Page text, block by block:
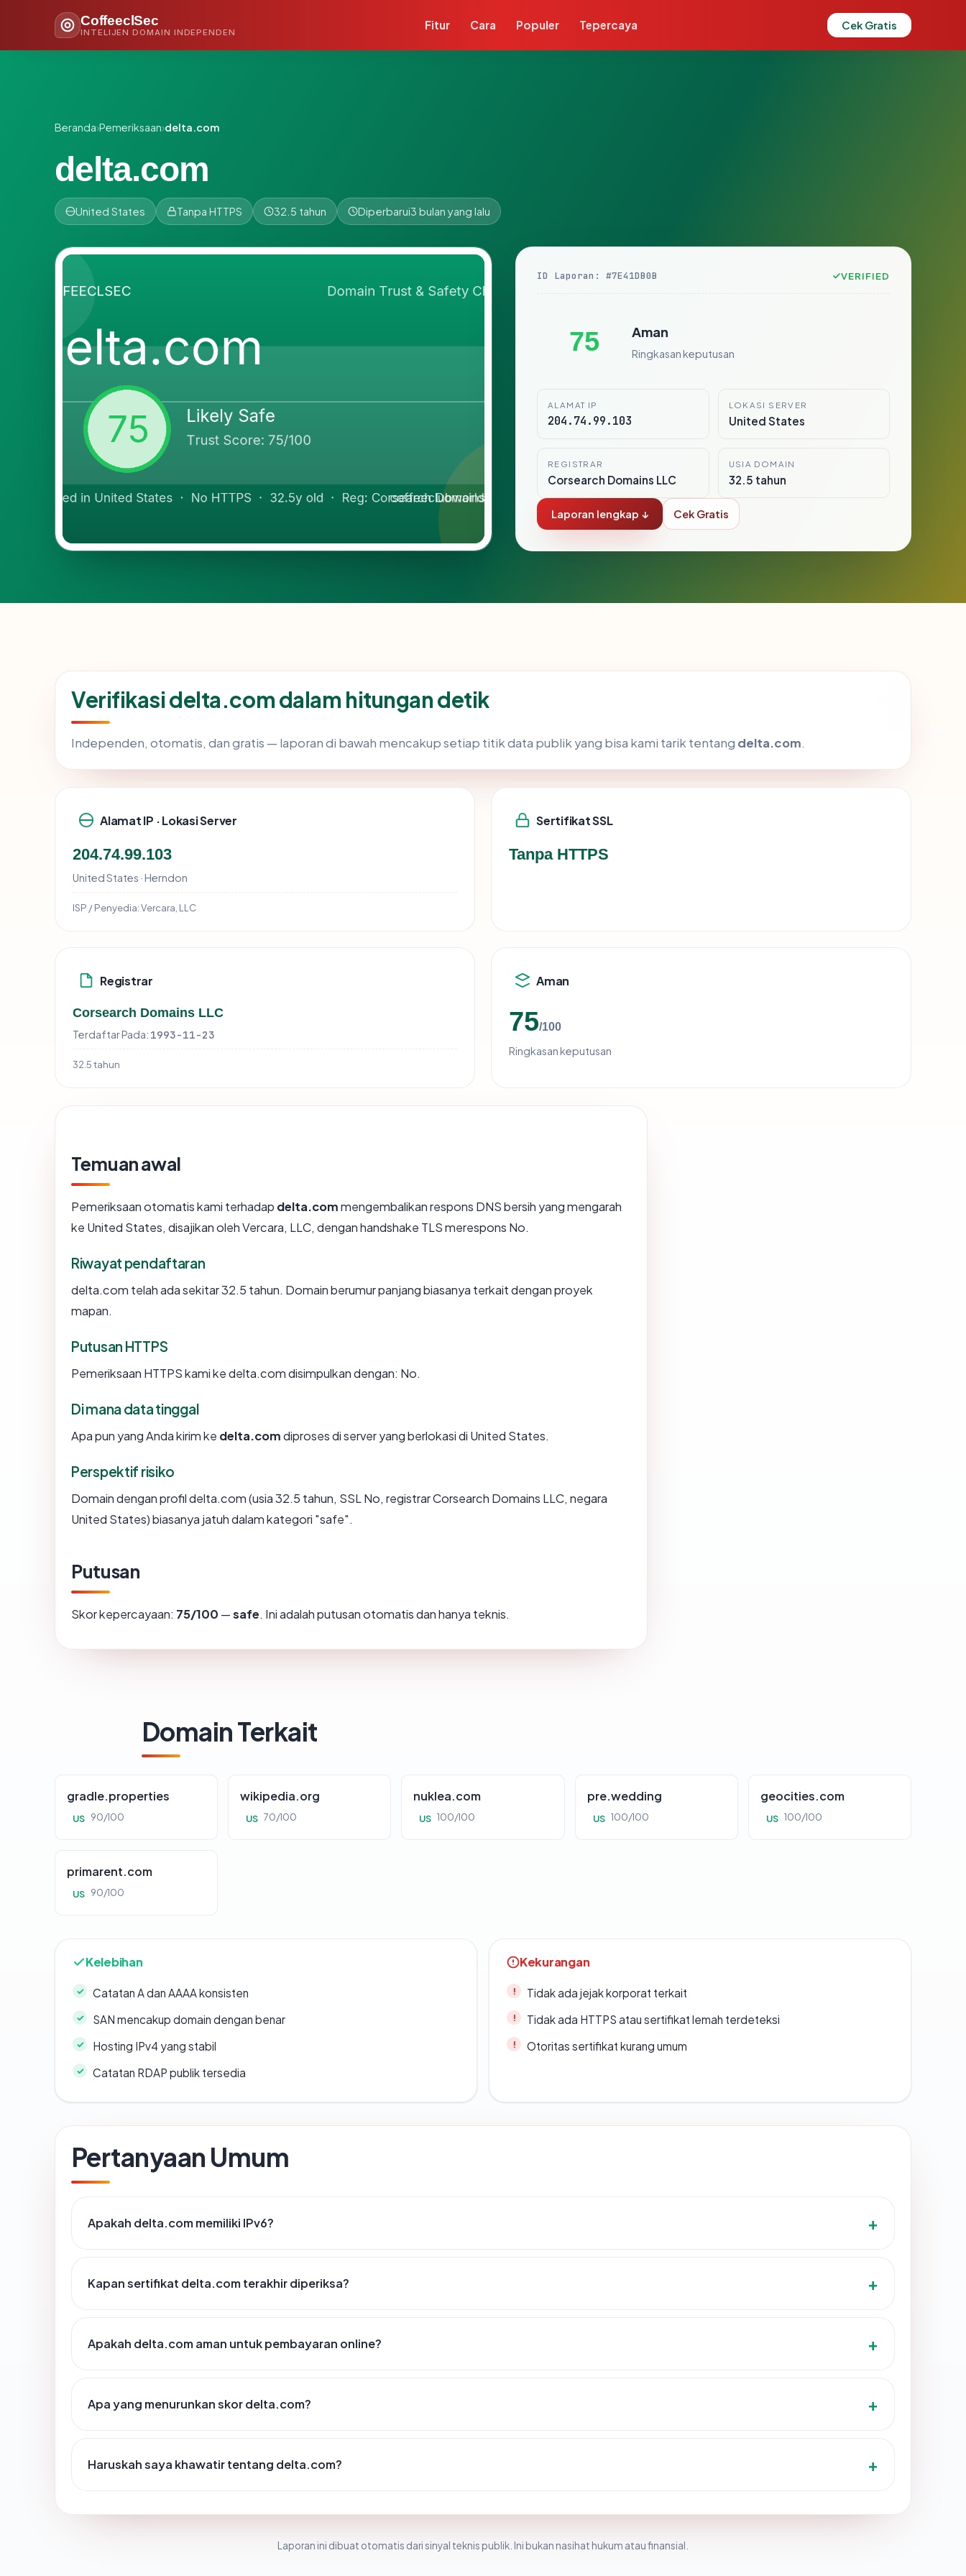
CoffeeclSec
INTELIJEN DOMAIN INDEPENDEN
Fitur Cara Populer Tepercaya Cek Gratis
Beranda›Pemeriksaan›delta.com
delta.com
United States Tanpa HTTPS 32.5 tahun Diperbarui3 bulan yang lalu
ID Laporan: #7E41DB0B VERIFIED
75 Aman
Ringkasan keputusan
ALAMAT IP
204.74.99.103
LOKASI SERVER
United States
REGISTRAR
Corsearch Domains LLC
USIA DOMAIN
32.5 tahun
Laporan lengkap ↓ Cek Gratis
Verifikasi delta.com dalam hitungan detik
Independen, otomatis, dan gratis — laporan di bawah mencakup setiap titik data publik yang bisa kami tarik tentang delta.com.
Alamat IP · Lokasi Server
204.74.99.103
United States · Herndon
ISP / Penyedia:Vercara, LLC
Sertifikat SSL
Tanpa HTTPS
Registrar
Corsearch Domains LLC
Terdaftar Pada: 1993-11-23
32.5 tahun
Aman
75/100
Ringkasan keputusan
Temuan awal
Pemeriksaan otomatis kami terhadap delta.commengembalikan respons DNS bersih yang mengarah
ke United States, disajikan oleh Vercara, LLC, dengan handshake TLS merespons No.
Riwayat pendaftaran
delta.com telah ada sekitar 32.5 tahun. Domain berumur panjang biasanya terkait dengan proyek
mapan.
Putusan HTTPS
Pemeriksaan HTTPS kami ke delta.com disimpulkan dengan: No.
Di mana data tinggal
Apa pun yang Anda kirim ke delta.comdiproses di server yang berlokasi di United States.
Perspektif risiko
Domain dengan profil delta.com (usia 32.5 tahun, SSL No, registrar Corsearch Domains LLC, negara
United States) biasanya jatuh dalam kategori "safe".
Putusan
Skor kepercayaan: 75/100 —safe. Ini adalah putusan otomatis dan hanya teknis.
Domain Terkait
gradle.properties
US 90/100
wikipedia.org
US 70/100
nuklea.com
US 100/100
pre.wedding
US 100/100
geocities.com
US 100/100
primarent.com
US 90/100
Kelebihan
Catatan A dan AAAA konsisten
SAN mencakup domain dengan benar
Hosting IPv4 yang stabil
Catatan RDAP publik tersedia
Kekurangan
Tidak ada jejak korporat terkait
Tidak ada HTTPS atau sertifikat lemah terdeteksi
Otoritas sertifikat kurang umum
Pertanyaan Umum
Apakah delta.com memiliki IPv6?
Kapan sertifikat delta.com terakhir diperiksa?
Apakah delta.com aman untuk pembayaran online?
Apa yang menurunkan skor delta.com?
Haruskah saya khawatir tentang delta.com?
Laporan ini dibuat otomatis dari sinyal teknis publik. Ini bukan nasihat hukum atau finansial.